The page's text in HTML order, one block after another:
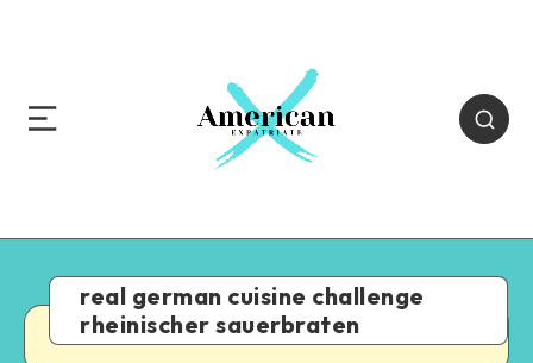
real german cuisine challenge
rheinischer sauerbraten